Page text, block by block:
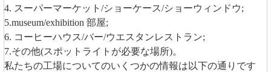
4. スーパーマーケット/ショーケース/ショーウィンドウ;
5.museum/exhibition 部屋;
6. コーヒーハウス/バー/ウエスタンレストラン;
7.その他(スポットライトが必要な場所)。
私たちの工場についてのいくつかの情報は以下の通りです